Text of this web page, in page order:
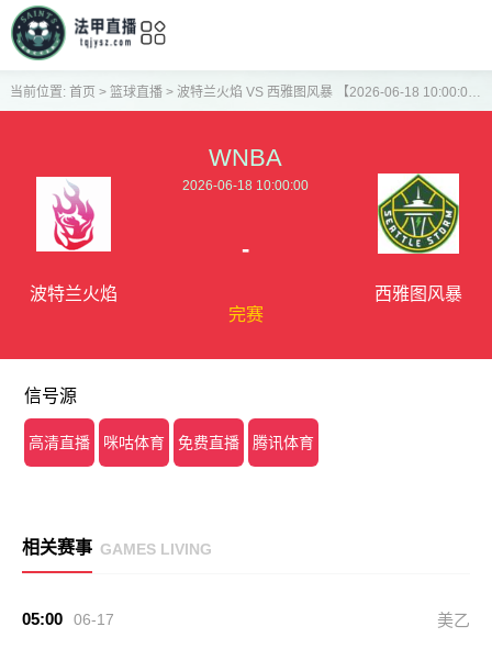
当前位置: 首页 > 篮球直播> 波特兰火焰 VS 西雅图风暴 【2026-06-18 10:00:00】
波特兰火焰
WNBA
2026-06-18 10:00:00
-
完赛
西雅图风暴
信号源
高清直播 咪咕体育 免费直播 腾讯体育
相关赛事 GAMES LIVING
05:00 06-17 美乙